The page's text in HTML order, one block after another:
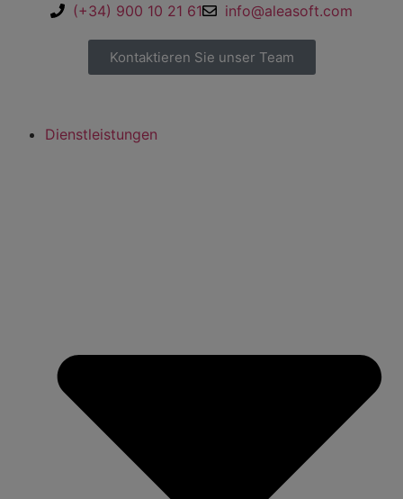
(+34) 900 10 21 61 info@aleasoft.com
Kontaktieren Sie unser Team
Dienstleistungen